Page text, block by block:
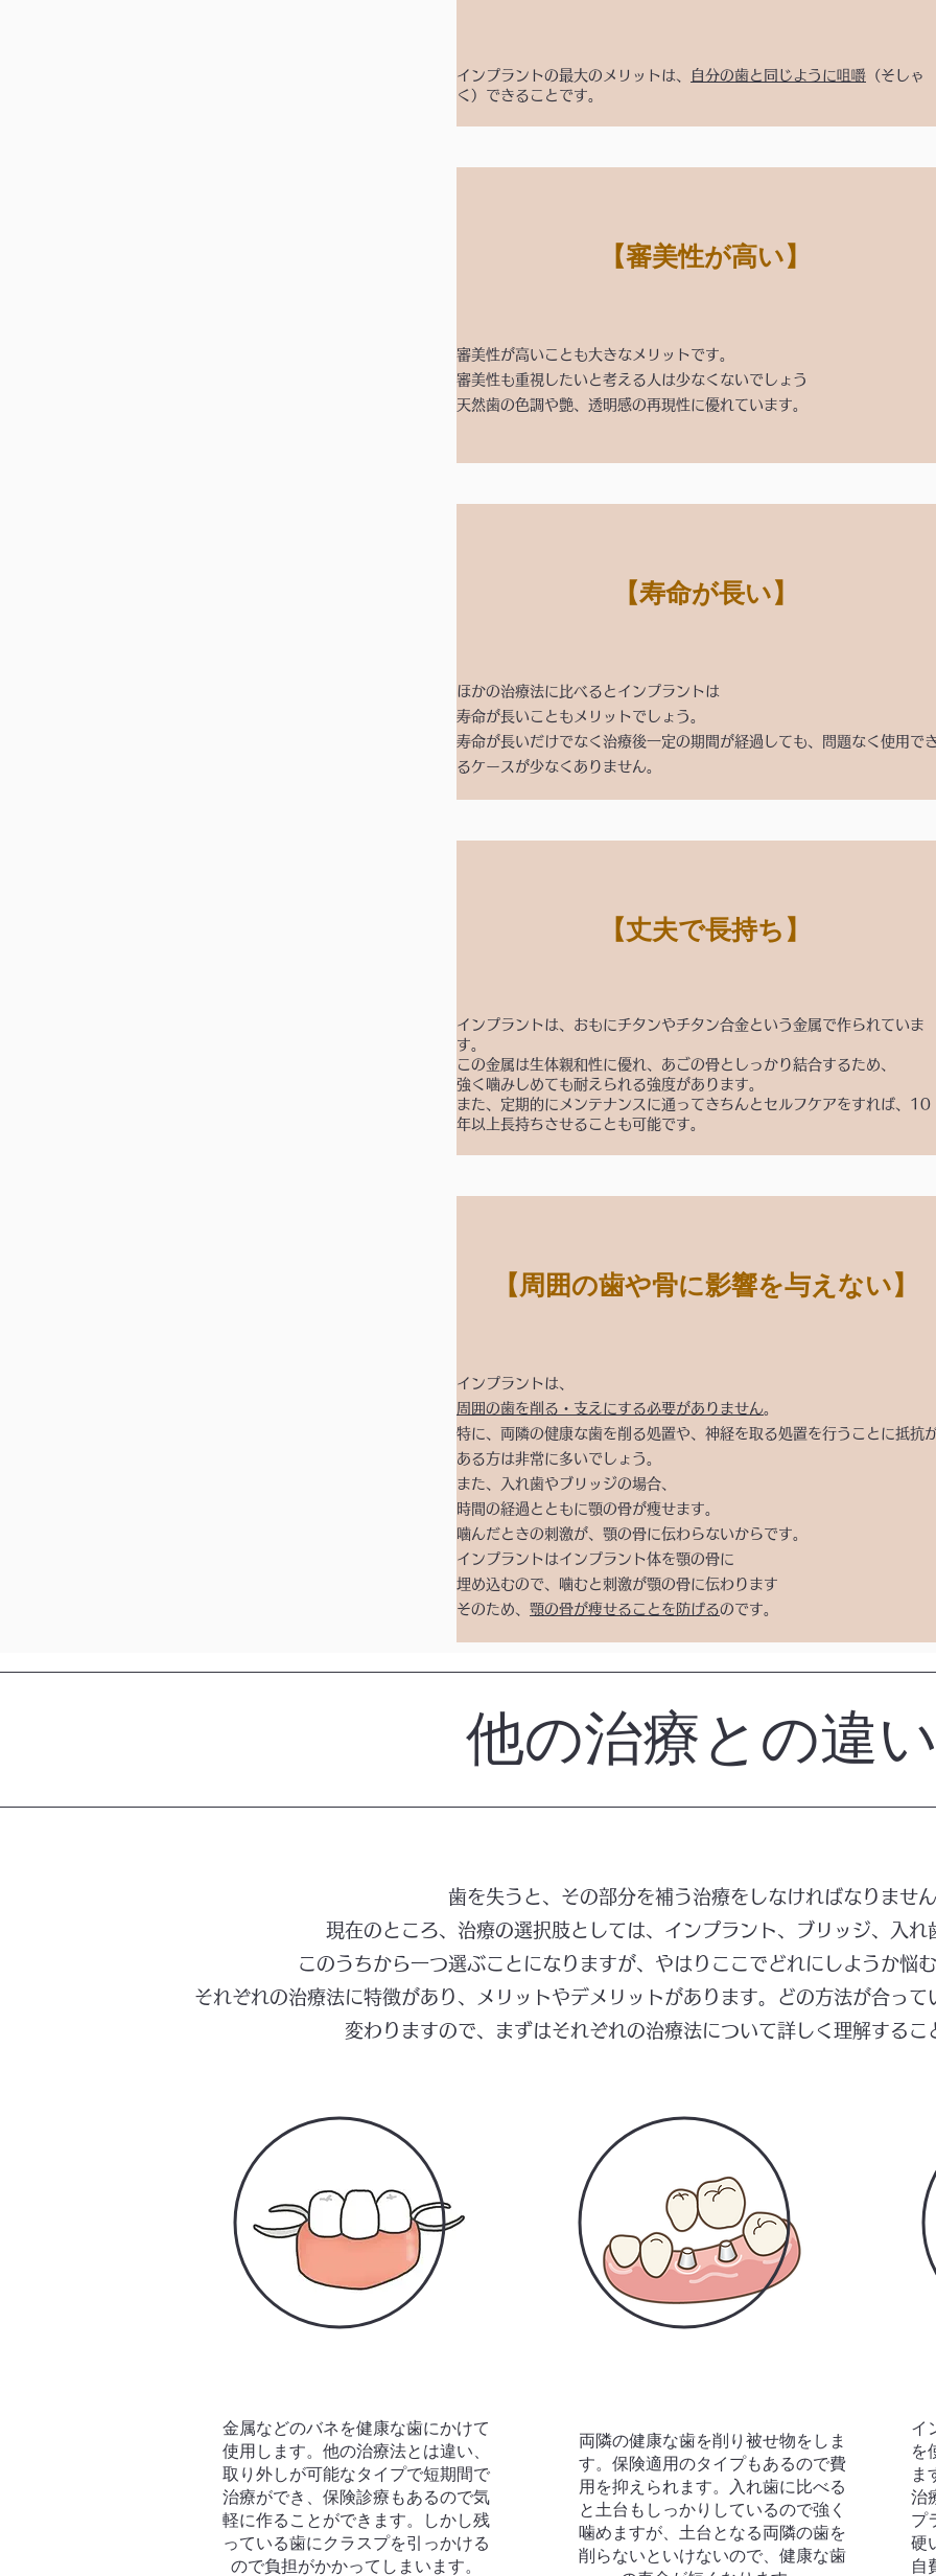
インプラントの最大のメリットは、 自分の歯と同じように咀嚼 （そしゃ
く）できることです。
​【審美性が高い】
審美性が高いことも大きなメリットです。
審美性も重視したいと考える人は少なくないでしょう
天然歯の色調や艶、透明感の再現性に優れています。
【寿命が長い】
ほかの治療法に比べるとインプラントは
寿命が長いこともメリットでしょう。
寿命が長いだけでなく治療後一定の期間が経過しても、問題なく使用で
るケースが少なくありません。
【丈夫で長持ち】
インプラントは、おもにチタンやチタン合金という金属で作られていま
す。
この金属は生体親和性に優れ、あごの骨としっかり結合するため、
強く噛みしめても耐えられる強度があります。
また、定期的にメンテナンスに通ってきちんとセルフケアをすれば、10
年以上長持ちさせることも可能です。
【周囲の歯や骨に影響を与えない】
インプラントは、
周囲の歯を削る・支えにする必要がありません。
特に、両隣の健康な歯を削る処置や、神経を取る処置を行うことに抵抗
ある方は非常に多いでしょう。
また、入れ歯やブリッジの場合、
時間の経過とともに顎の骨が痩せます。
噛んだときの刺激が、顎の骨に伝わらないからです。
インプラントはインプラント体を顎の骨に
埋め込むので、噛むと刺激が顎の骨に伝わります
そのため、 顎の骨が痩せることを防げるのです。
他の治療との違
歯を失うと、その部分を補う治療をしなければなりませ
現在のところ、治療の選択肢としては、インプラント、ブリッジ、入れ
このうちから一つ選ぶことになりますが、やはりここでどれにしようか悩
それぞれの治療法に特徴があり、メリットやデメリットがあります。どの方法が合っ
変わりますので、まずはそれぞれの治療法について詳しく理解するこ
​金属などのバネを健康な歯にかけて
使用します。他の治療法とは違い、
取り外しが可能なタイプで短期間で
治療ができ、保険診療もあるので気
軽に作ることができます。しかし残
っている歯にクラスプを引っかける
ので負担がかかってしまいます。
両隣の健康な歯を削り被せ物をしま
す。保険適用のタイプもあるので費
用を抑えられます。入れ歯に比べる
と土台もしっかりしているので強く
噛めますが、土台となる両隣の歯を
削らないといけないので、健康な歯
イ
を
ま
治
プ
硬
自